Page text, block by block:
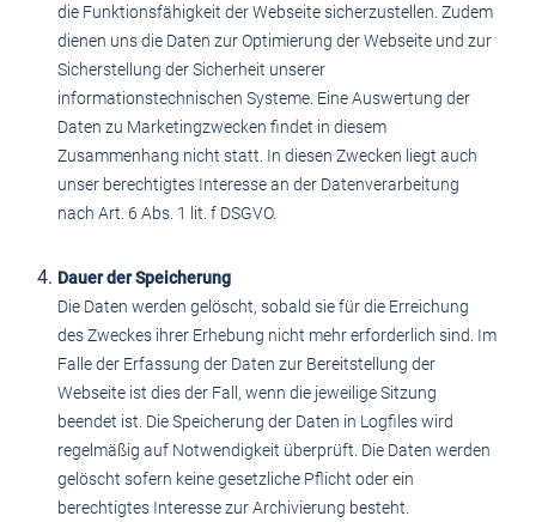
die Funktionsfähigkeit der Webseite sicherzustellen. Zudem
dienen uns die Daten zur Optimierung der Webseite und zur
Sicherstellung der Sicherheit unserer
informationstechnischen Systeme. Eine Auswertung der
Daten zu Marketingzwecken findet in diesem
Zusammenhang nicht statt. In diesen Zwecken liegt auch
unser berechtigtes Interesse an der Datenverarbeitung
nach Art. 6 Abs. 1 lit. f DSGVO.
Dauer der Speicherung
Die Daten werden gelöscht, sobald sie für die Erreichung
des Zweckes ihrer Erhebung nicht mehr erforderlich sind. Im
Falle der Erfassung der Daten zur Bereitstellung der
Webseite ist dies der Fall, wenn die jeweilige Sitzung
beendet ist. Die Speicherung der Daten in Logfiles wird
regelmäßig auf Notwendigkeit überprüft. Die Daten werden
gelöscht sofern keine gesetzliche Pflicht oder ein
berechtigtes Interesse zur Archivierung besteht.